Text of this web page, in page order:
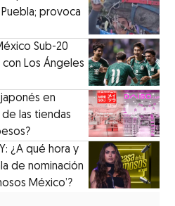
provoca
Sub-20
con Los Ángeles
en
las tiendas
¿A qué hora y
de nominación
México’?